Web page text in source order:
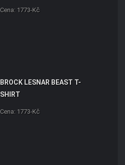
Cena: 1773-Kč
BROCK LESNAR BEAST T-
SHIRT
Cena: 1773-Kč